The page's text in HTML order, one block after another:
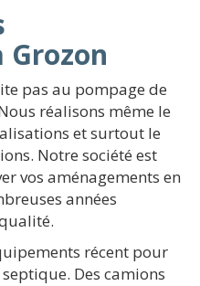
Grozon
pas au pompage de
réalisons même le
et surtout le
Notre société est
vos aménagements en
années
récent pour
Des camions